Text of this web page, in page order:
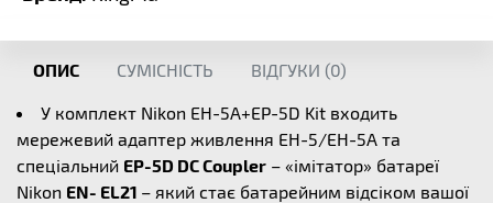
ОПИС СУМІСНІСТЬ ВІДГУКИ (0)
У комплект Nikon EH-5A+EP-5D Kit входить
мережевий адаптер живлення EH-5/EH-5A та
спеціальний EP-5D DC Coupler – «імітатор» батареї
Nikon EN- EL21 – який стає батарейним відсіком вашої